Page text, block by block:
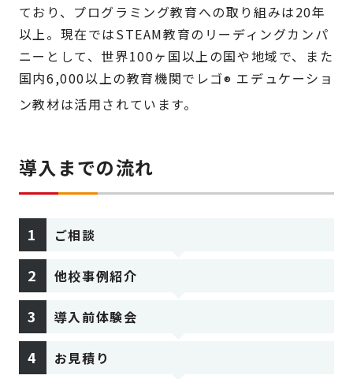
ており、プログラミング教育への取り組みは20年
以上。現在ではSTEAM教育のリーディングカンパ
ニーとして、世界100ヶ国以上の国や地域で、また
国内6,000以上の教育機関でレゴ® エデュケーショ
ン教材は活用されています。
導入までの流れ
ご相談
他校事例紹介
導入前体験会
お見積り